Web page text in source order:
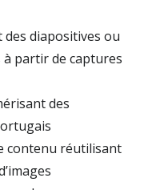
diapositives ou
partir de captures
des
contenu réutilisant